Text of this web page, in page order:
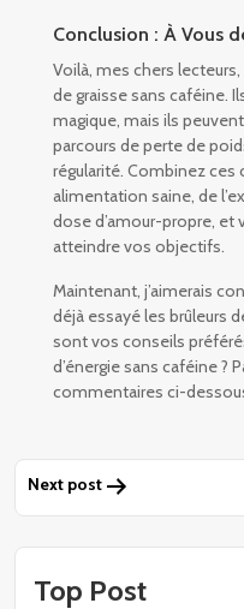
Conclusion : À Vous
Voilà, mes chers
de graisse sans caféine.
magique, mais ils
parcours de perte de
régularité. Combinez
alimentation saine, de
dose d’amour-propre, et
atteindre vos objectifs.
Maintenant, j’aimerais
déjà essayé les brûleurs
sont vos conseils
d’énergie sans caféine ?
commentaires ci-
Navigation
de
Next post
Top Post